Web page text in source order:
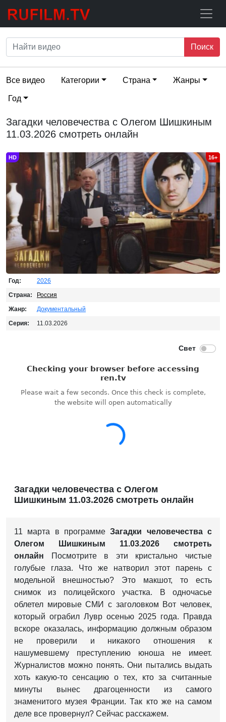
Поиск
Все видео Категории Страна Жанры
Год
Загадки человечества с Олегом Шишкиным
11.03.2026 смотреть онлайн
HD 16+
Год:
2026
Страна:
Россия
Жанр:
Документальный
Серия:
11.03.2026
Загадки человечества с Олегом
Шишкиным 11.03.2026 смотреть онлайн
11 марта в программе Загадки человечества с
Олегом Шишкиным 11.03.2026 смотреть
онлайн
Посмотрите в эти кристально чистые
голубые глаза. Что же натворил этот парень с
модельной внешностью? Это макшот, то есть
снимок из полицейского участка. В одночасье
облетел мировые СМИ с заголовком Вот человек,
который ограбил Лувр осенью 2025 года. Правда
вскоре оказалась, информацию должным образом
не проверили и никакого отношения к
нашумевшему преступлению юноша не имеет.
Журналистов можно понять. Они пытались выдать
хоть какую-то сенсацию о тех, кто за считанные
минуты вынес драгоценности из самого
знаменитого музея Франции. Так кто же на самом
деле все провернул? Сейчас расскажем.